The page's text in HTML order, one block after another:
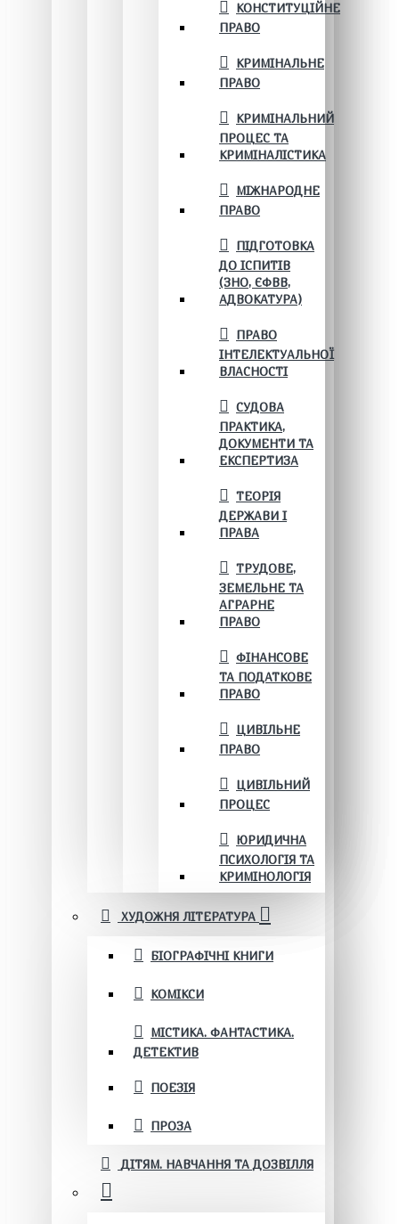
КОНСТИТУЦІЙНЕ
ПРАВО
КРИМІНАЛЬНЕ
ПРАВО
КРИМІНАЛЬНИЙ
ПРОЦЕС ТА
КРИМІНАЛІСТИКА
МІЖНАРОДНЕ
ПРАВО
ПІДГОТОВКА
ДО ІСПИТІВ
(ЗНО, ЄФВВ,
АДВОКАТУРА)
ПРАВО
ІНТЕЛЕКТУАЛЬНОЇ
ВЛАСНОСТІ
СУДОВА
ПРАКТИКА,
ДОКУМЕНТИ ТА
ЕКСПЕРТИЗА
ТЕОРІЯ
ДЕРЖАВИ І
ПРАВА
ТРУДОВЕ,
ЗЕМЕЛЬНЕ ТА
АГРАРНЕ
ПРАВО
ФІНАНСОВЕ
ТА ПОДАТКОВЕ
ПРАВО
ЦИВІЛЬНЕ
ПРАВО
ЦИВІЛЬНИЙ
ПРОЦЕС
ЮРИДИЧНА
ПСИХОЛОГІЯ ТА
КРИМІНОЛОГІЯ
ХУДОЖНЯ ЛІТЕРАТУРА
БІОГРАФІЧНІ КНИГИ
КОМІКСИ
МІСТИКА. ФАНТАСТИКА.
ДЕТЕКТИВ
ПОЕЗІЯ
ПРОЗА
ДІТЯМ. НАВЧАННЯ ТА ДОЗВІЛЛЯ